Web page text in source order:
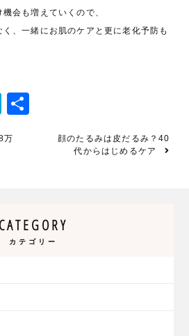
会も増えていくので、
、一緒にお肌のケアと更に老化予防も
Hatena
万
顔のたるみは皮だるみ？40
代からはじめるケア
CATEGORY
カテゴリー